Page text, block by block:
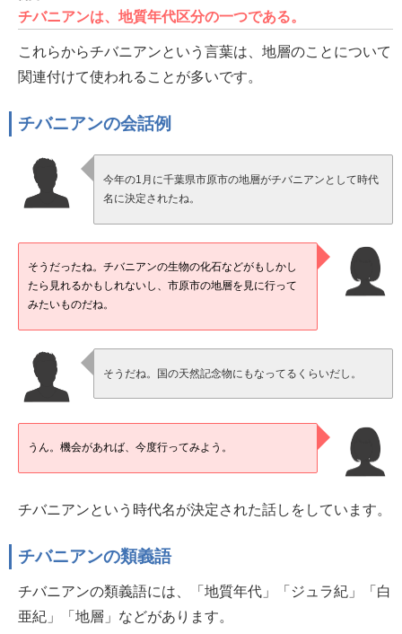
チバニアンは、地質年代区分の一つである。
これらからチバニアンという言葉は、地層のことについて
関連付けて使われることが多いです。
チバニアンの会話例
今年の1月に千葉県市原市の地層がチバニアンとして時代
名に決定されたね。
そうだったね。チバニアンの生物の化石などがもしかし
たら見れるかもしれないし、市原市の地層を見に行って
みたいものだね。
そうだね。国の天然記念物にもなってるくらいだし。
うん。機会があれば、今度行ってみよう。
チバニアンという時代名が決定された話しをしています。
チバニアンの類義語
チバニアンの類義語には、「地質年代」「ジュラ紀」「白
亜紀」「地層」などがあります。